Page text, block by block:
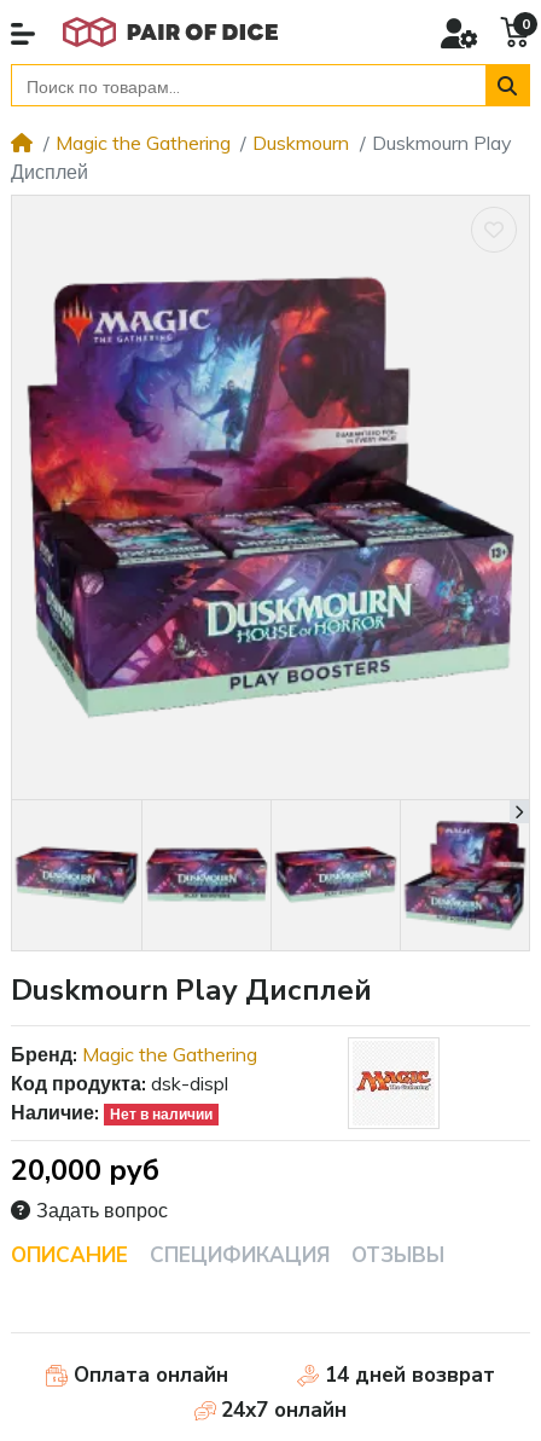
0
Magic the Gathering Duskmourn
Duskmourn Play
Дисплей
Duskmourn Play Дисплей
ОПИСАНИЕ СПЕЦИФИКАЦИЯ ОТЗЫВЫ
Бренд: Magic the Gathering
Код продукта: dsk-displ
Наличие:
Нет в наличии
20,000 руб
Задать вопрос
Оплата онлайн
14 дней возврат
24x7 онлайн